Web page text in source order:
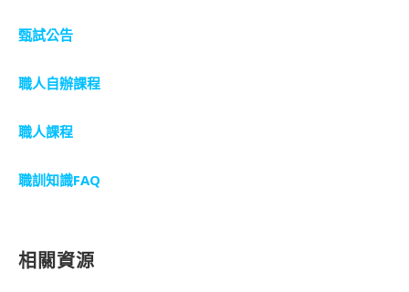
甄試公告
職人自辦課程
職人課程
職訓知識FAQ
相關資源